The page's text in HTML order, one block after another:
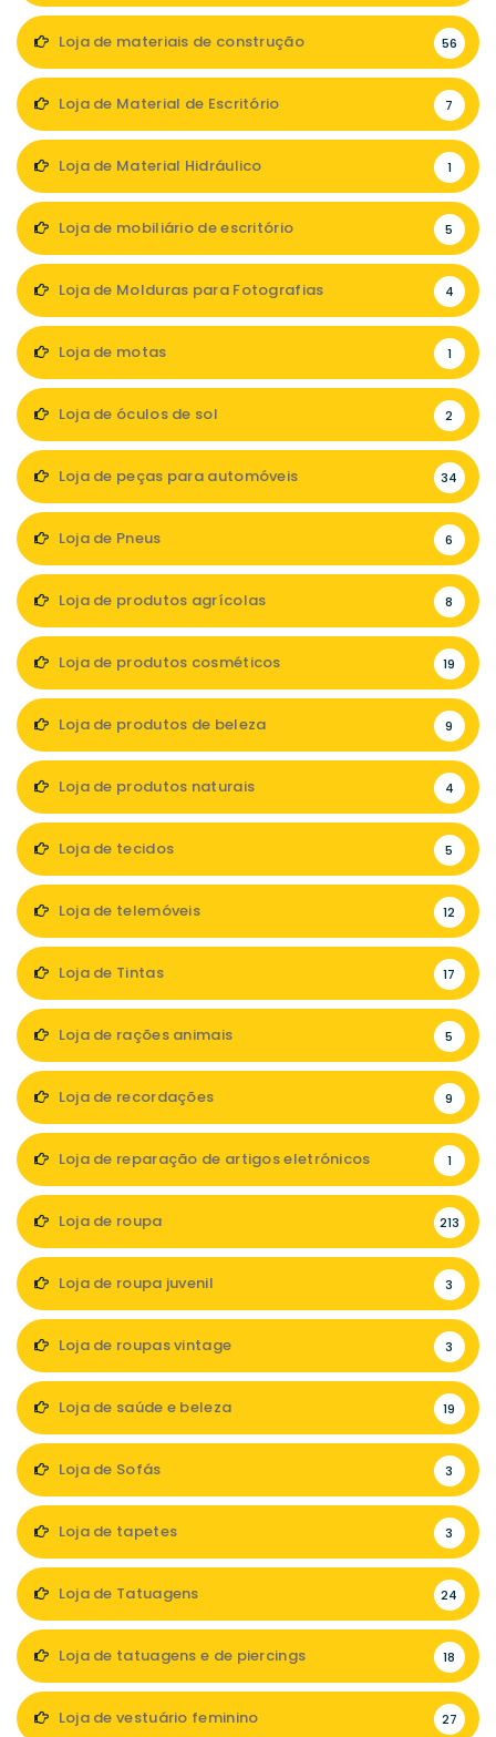
Loja de materiais de construção 56
Loja de Material de Escritório 7
Loja de Material Hidráulico 1
Loja de mobiliário de escritório 5
Loja de Molduras para Fotografias 4
Loja de motas 1
Loja de óculos de sol 2
Loja de peças para automóveis 34
Loja de Pneus 6
Loja de produtos agrícolas 8
Loja de produtos cosméticos 19
Loja de produtos de beleza 9
Loja de produtos naturais 4
Loja de tecidos 5
Loja de telemóveis 12
Loja de Tintas 17
Loja de rações animais 5
Loja de recordações 9
Loja de reparação de artigos eletrónicos 1
Loja de roupa 213
Loja de roupa juvenil 3
Loja de roupas vintage 3
Loja de saúde e beleza 19
Loja de Sofás 3
Loja de tapetes 3
Loja de Tatuagens 24
Loja de tatuagens e de piercings 18
Loja de vestuário feminino 27